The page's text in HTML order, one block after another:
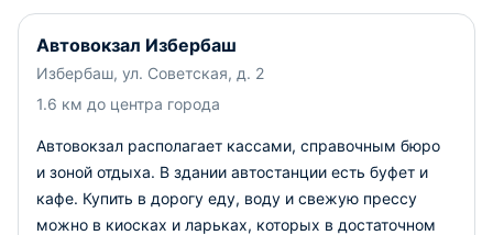
Автовокзал Избербаш
Избербаш, ул. Советская, д. 2
1.6 км до центра города
Автовокзал располагает кассами, справочным бюро
и зоной отдыха. В здании автостанции есть буфет и
кафе. Купить в дорогу еду, воду и свежую прессу
можно в киосках и ларьках, которых в достаточном